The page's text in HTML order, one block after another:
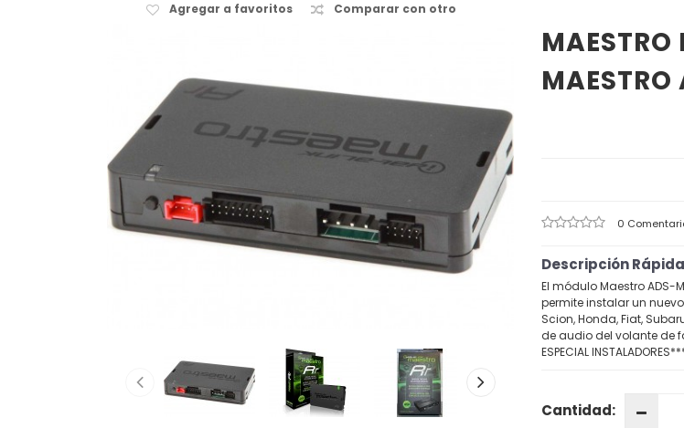
Agregar a favoritos Comparar con otro
MAESTRO
0
Descripción Rápida
El módulo Maestro ADS-
permite instalar un
Scion, Honda, Fiat,
de audio del volante de
ESPECIAL
Cantidad: